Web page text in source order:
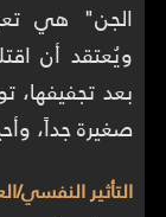
الجن" هي
ويُعتقد أن
بعد
صغيرة جداً،
التأثير